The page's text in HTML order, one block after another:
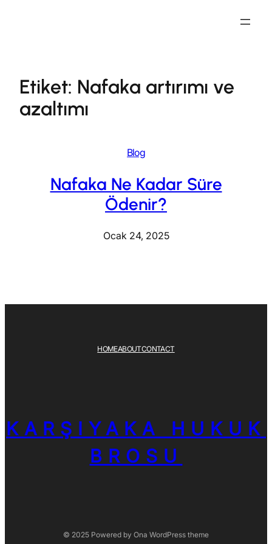
Etiket: Nafaka artırımı ve
azaltımı
Blog
Nafaka Ne Kadar Süre
Ödenir?
Ocak 24, 2025
HOMEABOUTCONTACT
KARŞIYAKA HUKUK
BROSU
© 2025 Powered by Ona WordPress theme